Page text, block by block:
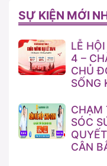
SỰ KIỆN MỚI
LỄ
4 –
CHỦ
SỐNG
CHẠM
SÓC
CÂN